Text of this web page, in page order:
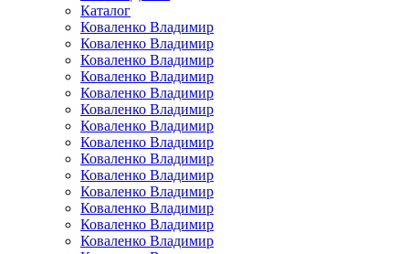
Каталог
Коваленко Владимир
Коваленко Владимир
Коваленко Владимир
Коваленко Владимир
Коваленко Владимир
Коваленко Владимир
Коваленко Владимир
Коваленко Владимир
Коваленко Владимир
Коваленко Владимир
Коваленко Владимир
Коваленко Владимир
Коваленко Владимир
Коваленко Владимир